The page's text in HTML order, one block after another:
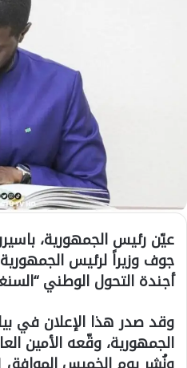
عيّن رئيس الجمهورية،
جوف وزيراً لرئيس
أجندة التحول الوطني “السنغال
وقد صدر هذا الإعلان في
الجمهورية، وقّعه الأمين